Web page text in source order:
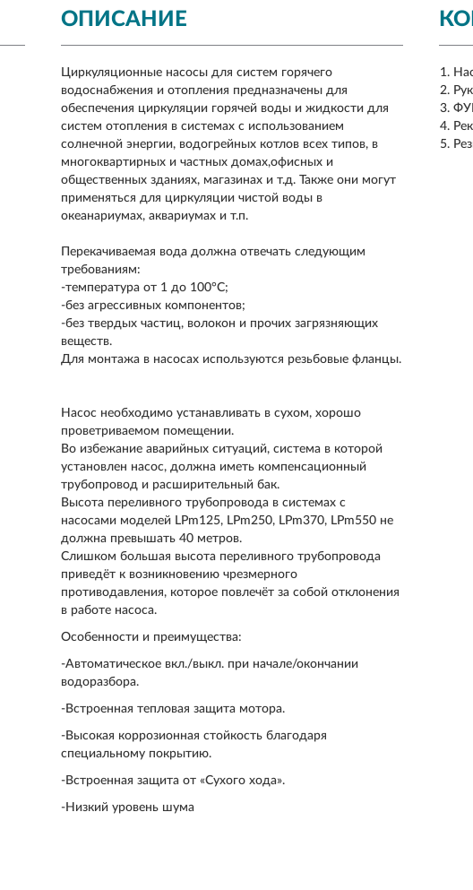
ОПИСАНИЕ
Циркуляционные насосы для систем горячего
водоснабжения и отопления предназначены для
обеспечения циркуляции горячей воды и жидкости для
систем отопления в системах с использованием
солнечной энергии, водогрейных котлов всех типов, в
многоквартирных и частных домах,офисных и
общественных зданиях, магазинах и т.д. Также они могут
применяться для циркуляции чистой воды в
океанариумах, аквариумах и т.п.
Перекачиваемая вода должна отвечать следующим
требованиям:
-температура от 1 до 100°С;
-без агресcивных компонентов;
-без твердых частиц, волокон и прочих загрязняющих
веществ.
Для монтажа в насосах используются резьбовые фланцы.
Насос необходимо устанавливать в сухом, хорошо
проветриваемом помещении.
Во избежание аварийных ситуаций, система в которой
установлен насос, должна иметь компенсационный
трубопровод и расширительный бак.
Высота переливного трубопровода в системах с
насосами моделей LPm125, LPm250, LPm370, LPm550 не
должна превышать 40 метров.
Слишком большая высота переливного трубопровода
приведёт к возникновению чрезмерного
противодавления, которое повлечёт за собой отклонения
в работе насоса.
Особенности и преимущества:
-Автоматическое вкл./выкл. при начале/окончании
водоразбора.
-Встроенная тепловая защита мотора.
-Высокая коррозионная стойкость благодаря
специальному покрытию.
-Встроенная защита от «Сухого хода».
-Низкий уровень шума